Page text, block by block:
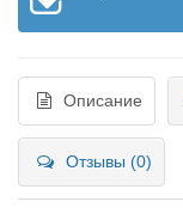
Описание
Отзывы (0)